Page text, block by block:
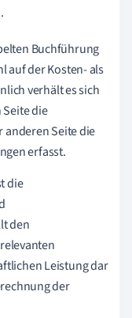
Buchführung
auf der Kosten- als
verhält es sich
Seite die
Seite die
erfasst.
die
den
Leistung dar
der